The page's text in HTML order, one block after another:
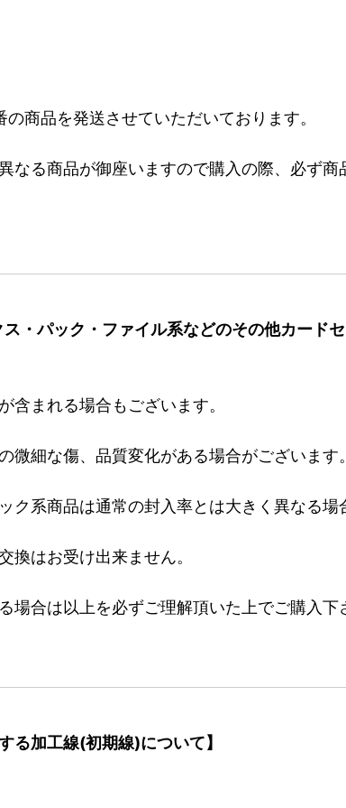
商品を発送させていただいております。
なる商品が御座いますので購入の際、必ず
・パック・ファイル系などのその他カードセ
含まれる場合もございます。
微細な傷、品質変化がある場合がございます。
ク系商品は通常の封入率とは大きく異なる場
換はお受け出来ません。
場合は以上を必ずご理解頂いた上でご購入下
る加工線(初期線)について】